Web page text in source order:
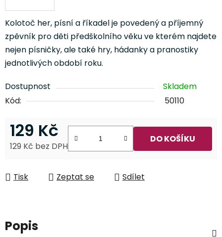
Kolotoč her, písní a říkadel je povedený a příjemný
zpěvník pro děti předškolního věku ve kterém najdete
nejen písničky, ale také hry, hádanky a pranostiky
jednotlivých období roku.
Dostupnost
Skladem
Kód:
50110
129 Kč
129 Kč bez DPH
DO KOŠÍKU
Tisk Zeptat se Sdílet
Popis